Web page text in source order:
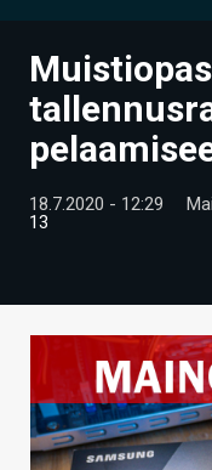
UUTISET
ARTIKKELIT
VIDEOT
KAUPPA
VAIHDA TEEMA
18.7.2020 - 12:29
13